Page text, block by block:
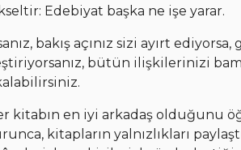
Edebiyat başka ne işe yarar.
bakış açınız sizi ayırt
bütün ilişkilerinizi
kitabın en iyi arkadaş olduğunu
kitapların yalnızlıkları